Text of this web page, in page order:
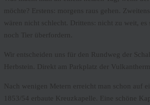
möchte? Erstens: morgens raus gehen.
wären nicht schlecht. Drittens: nicht zu weit, es
noch Tier überfordern.
Wir entscheiden uns für den Rundweg der
Herbstein. Direkt am Parkplatz der
Nach wenigen Metern erreicht man schon auf
1853/54 erbaute Kreuzkapelle. Eine schöne